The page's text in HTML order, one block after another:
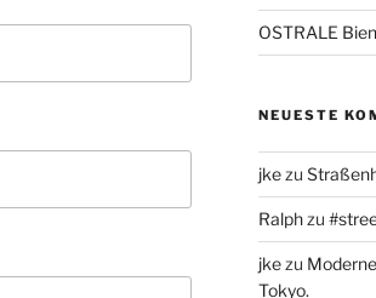
OSTRALE
NEUESTE
jkezu
Ralphzu
jkezu
Tokyo.